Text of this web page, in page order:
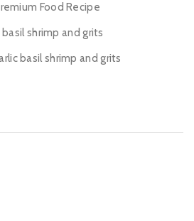
Food Recipe
basil shrimp and grits
basil shrimp and grits